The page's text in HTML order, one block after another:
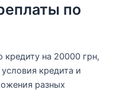
по
на 20000 грн,
кредита и
разных